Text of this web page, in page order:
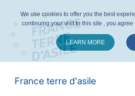
France terre d'asile
We use cookies to offer you the best
continuing your visit to this site , you
LEARN MORE